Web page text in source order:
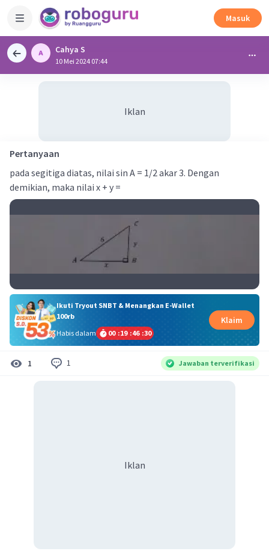
Masuk
Cahya S
10 Mei 2024 07:44
Iklan
Pertanyaan
pada segitiga diatas, nilai sin A = 1/2 akar 3. Dengan
demikian, maka nilai x + y =
Ikuti Tryout SNBT & Menangkan E-Wallet
100rb
Habis dalam
00 :19 :46 :30
Klaim
1 1 Jawaban terverifikasi
Iklan